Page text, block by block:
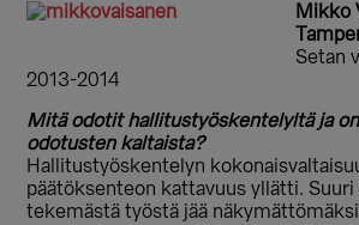
Mikko
Setan
2013-2014
Mitä odotit hallitustyöskentelyltä ja
odotusten kaltaista?
Hallitustyöskentelyn
päätöksenteon kattavuus yllätti. Suuri
tekemästä työstä jää